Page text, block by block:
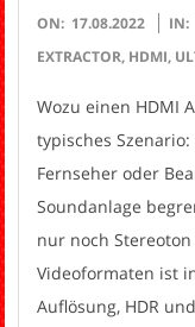
2022-
08-
ON: 17.08.2022 IN:
EXTRACTOR, HDMI,
Wozu einen HDMI
typisches
Fernseher oder
Soundanlage
nur noch
Videoformaten ist
Auflösung, HDR